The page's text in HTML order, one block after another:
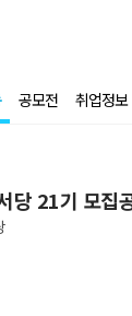
공모전 취업정보
당 21기 모집